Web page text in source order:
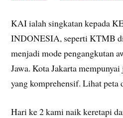
KAI ialah singkatan kepada
INDONESIA, seperti KTMB
menjadi mode pengangkutan
Jawa. Kota Jakarta
yang komprehensif. Lihat peta
Hari ke 2 kami naik keretapi